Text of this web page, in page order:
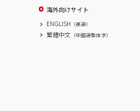
海外向けサイト
ENGLISH （英語）
繁體中文 （中国語繁体字）